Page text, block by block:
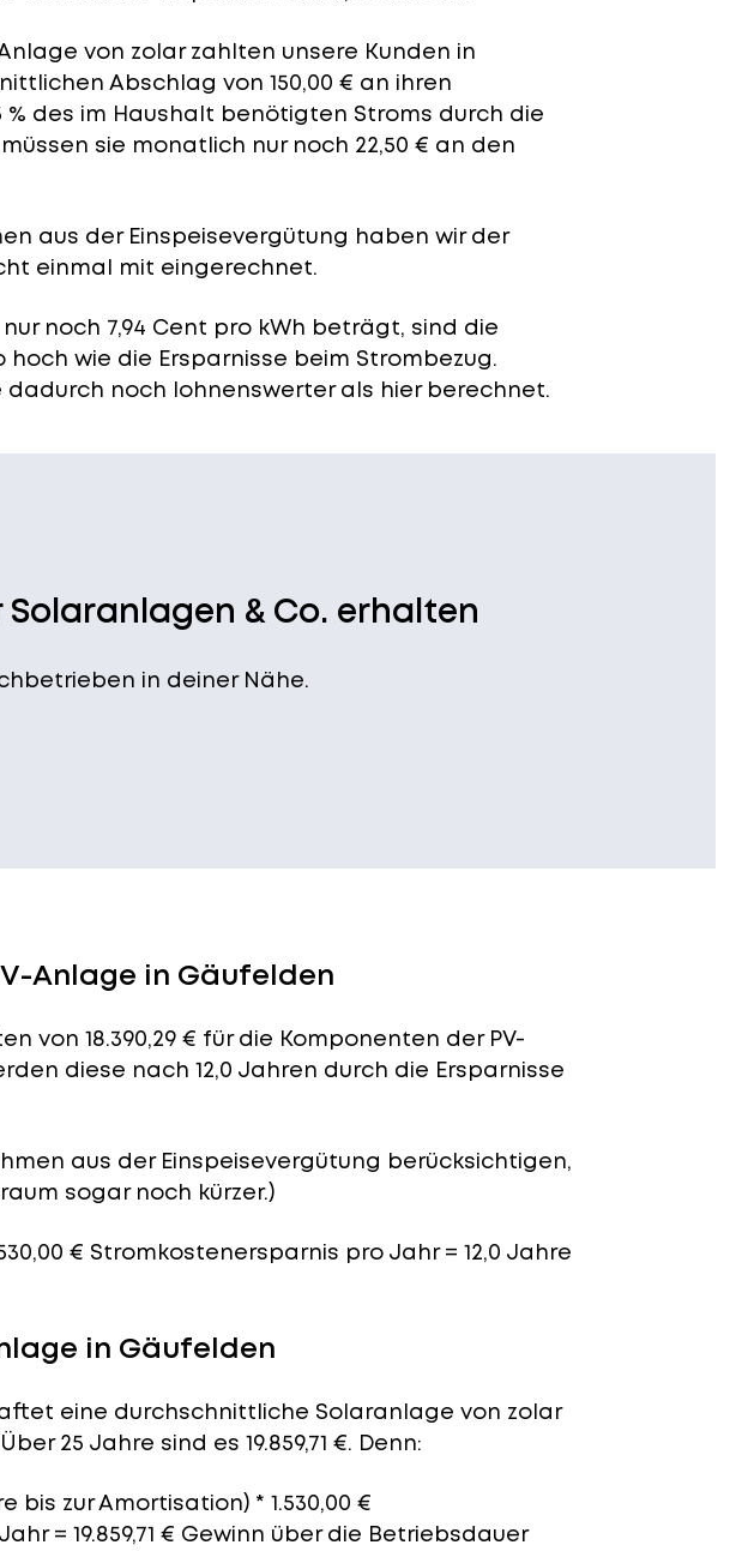
von zolar zahlten unsere Kunden in
Abschlag von 150,00 € an ihren
% des im Haushalt benötigten Stroms durch die
sie monatlich nur noch 22,50 € an den
aus der Einspeisevergütung haben wir der
einmal mit eingerechnet.
noch 7,94 Cent pro kWh beträgt, sind die
wie die Ersparnisse beim Strombezug.
dadurch noch lohnenswerter als hier berechnet.
& Co. erhalten
in deiner Nähe.
Anlage in Gäufelden
von 18.390,29 € für die Komponenten der PV-
diese nach 12,0 Jahren durch die Ersparnisse
aus der Einspeisevergütung berücksichtigen,
sogar noch kürzer.)
€ Stromkostenersparnis pro Jahr = 12,0 Jahre
in Gäufelden
eine durchschnittliche Solaranlage von zolar
25 Jahre sind es 19.859,71 €. Denn:
bis zur Amortisation) * 1.530,00 €
= 19.859,71 € Gewinn über die Betriebsdauer